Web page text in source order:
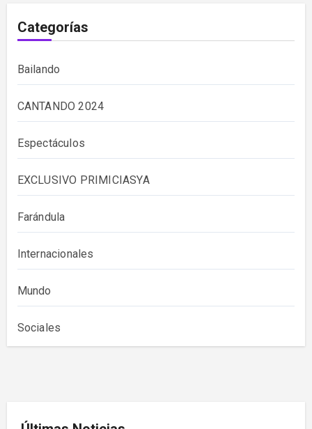
Categorías
Bailando
CANTANDO 2024
Espectáculos
EXCLUSIVO PRIMICIASYA
Farándula
Internacionales
Mundo
Sociales